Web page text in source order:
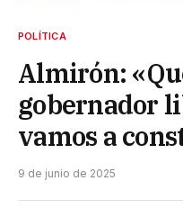
POLÍTICA
Almirón:
gobernador
vamos a
9 de junio de 2025